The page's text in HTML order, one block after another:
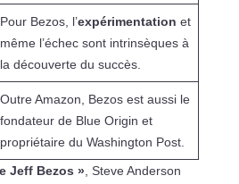
Pour Bezos, l’expérimentation et
même l’échec sont intrinsèques à
la découverte du succès.
Outre Amazon, Bezos est aussi le
fondateur de Blue Origin et
propriétaire du Washington Post.
Jeff Bezos », Steve Anderson